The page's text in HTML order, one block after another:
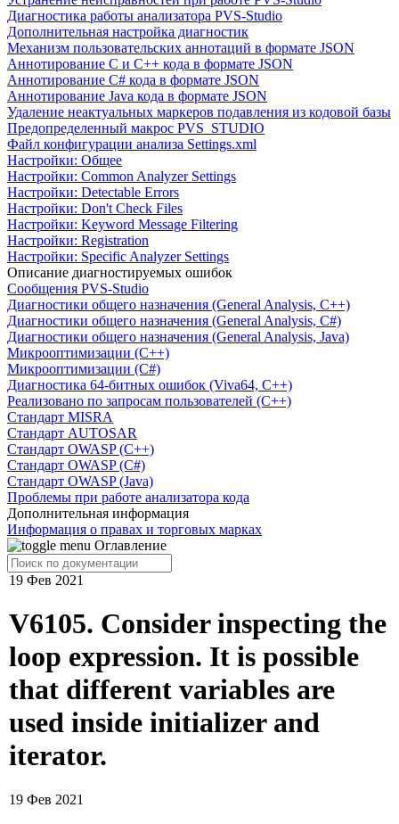
Диагностика работы анализатора PVS-Studio
Дополнительная настройка диагностик
Механизм пользовательских аннотаций в формате JSON
Аннотирование C и C++ кода в формате JSON
Аннотирование C# кода в формате JSON
Аннотирование Java кода в формате JSON
Удаление неактуальных маркеров подавления из кодовой базы
Предопределенный макрос PVS_STUDIO
Файл конфигурации анализа Settings.xml
Настройки: Общее
Настройки: Common Analyzer Settings
Настройки: Detectable Errors
Настройки: Don't Check Files
Настройки: Keyword Message Filtering
Настройки: Registration
Настройки: Specific Analyzer Settings
Описание диагностируемых ошибок
Сообщения PVS-Studio
Диагностики общего назначения (General Analysis, C++)
Диагностики общего назначения (General Analysis, C#)
Диагностики общего назначения (General Analysis, Java)
Микрооптимизации (C++)
Микрооптимизации (C#)
Диагностика 64-битных ошибок (Viva64, C++)
Реализовано по запросам пользователей (C++)
Cтандарт MISRA
Стандарт AUTOSAR
Стандарт OWASP (C++)
Стандарт OWASP (C#)
Стандарт OWASP (Java)
Проблемы при работе анализатора кода
Дополнительная информация
Информация о правах и торговых марках
Оглавление
19 Фев 2021
V6105. Consider inspecting the
loop expression. It is possible
that different variables are
used inside initializer and
iterator.
19 Фев 2021